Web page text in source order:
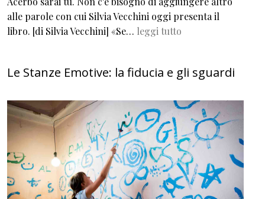
alle parole con cui Silvia Vecchini oggi presenta il
libro. [di Silvia Vecchini] «Se… leggi tutto
Le Stanze Emotive: la fiducia e gli sguardi